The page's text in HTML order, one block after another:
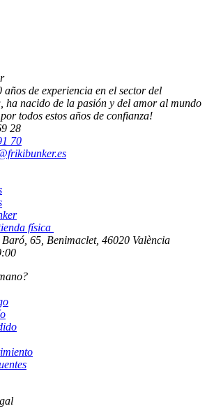
años de experiencia en el sector del
ha nacido de la pasión y del amor al mundo
todos estos años de confianza!
28
70
física
65, Benimaclet, 46020 València